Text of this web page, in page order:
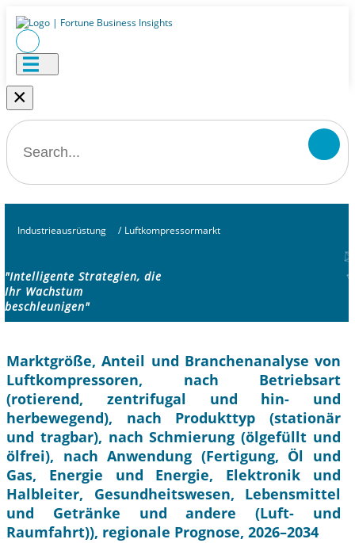
×
Industrieausrüstung / Luftkompressormarkt
"Intelligente Strategien, die
Ihr Wachstum
beschleunigen"
Marktgröße, Anteil und Branchenanalyse von
Luftkompressoren, nach Betriebsart
(rotierend, zentrifugal und hin- und
herbewegend), nach Produkttyp (stationär
und tragbar), nach Schmierung (ölgefüllt und
ölfrei), nach Anwendung (Fertigung, Öl und
Gas, Energie und Energie, Elektronik und
Halbleiter, Gesundheitswesen, Lebensmittel
und Getränke und andere (Luft- und
Raumfahrt)), regionale Prognose, 2026–2034